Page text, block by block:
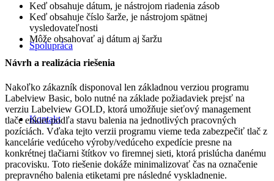
Spolupráca
Kontakt
Keď obsahuje dátum, je nástrojom riadenia zásob
Keď obsahuje číslo šarže, je nástrojom spätnej
vysledovateľnosti
Môže obsahovať aj dátum aj šaržu
Návrh a realizácia riešenia
Nakoľko zákazník disponoval len základnou verziou programu
Labelview Basic, bolo nutné na základe požiadaviek prejsť na
verziu Labelview GOLD, ktorá umožňuje sieťový management
tlače etikiet podľa stavu balenia na jednotlivých pracovných
pozíciách. Vďaka tejto verzii programu vieme teda zabezpečiť tlač z
kancelárie vedúceho výroby/vedúceho expedície presne na
konkrétnej tlačiarni štítkov vo firemnej sieti, ktorá prislúcha danému
pracovisku. Toto riešenie dokáže minimalizovať čas na označenie
prepravného balenia etiketami pre následné vyskladnenie.